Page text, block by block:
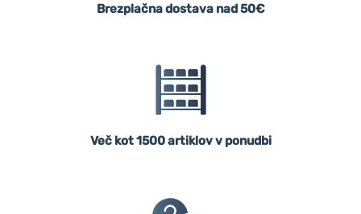
Brezplačna dostava nad 50€
Več kot 1500 artiklov v ponudbi